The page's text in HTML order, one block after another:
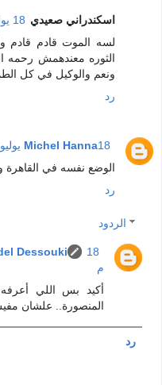
اسكندراني صعيدي 18 يوليو 2012 في 10:11 ص
لسه الموت قادم
الثوره معندهمش رحمه
ونعم والوكيل في كل
رد
Michel Hanna18 يوليو 2012 في 11:05 ص
الوضع نفسه في القاهرة
رد
الردود
Dessouki
م
أكيد بس اللي
المنصورة.. علشان
رد